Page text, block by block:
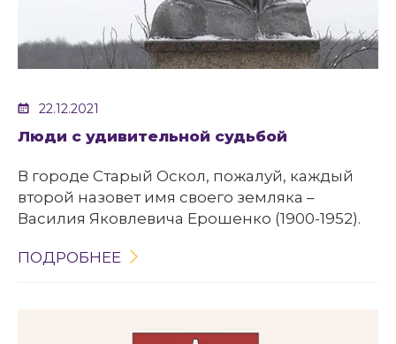
22.12.2021
Люди с удивительной судьбой
В городе Старый Оскол, пожалуй, каждый
второй назовет имя своего земляка –
Василия Яковлевича Ерошенко (1900-1952).
ПОДРОБНЕЕ